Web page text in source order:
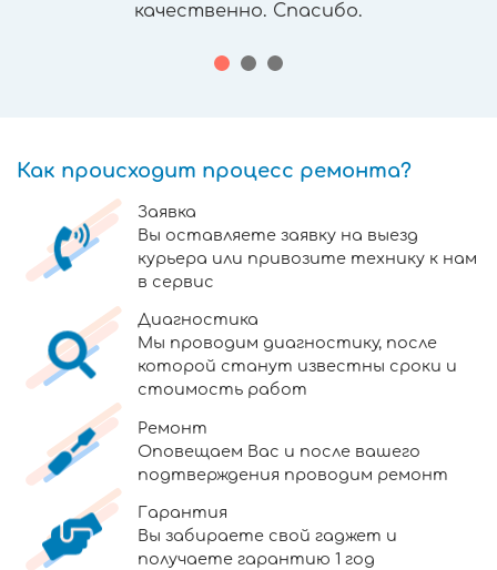
качественно. Спасибо.
Как происходит процесс ремонта?
Заявка
Вы оставляете заявку на выезд
курьера или привозите технику к нам
в сервис
Диагностика
Мы проводим диагностику, после
которой станут известны сроки и
стоимость работ
Ремонт
Оповещаем Вас и после вашего
подтверждения проводим ремонт
Гарантия
Вы забираете свой гаджет и
получаете гарантию 1 год